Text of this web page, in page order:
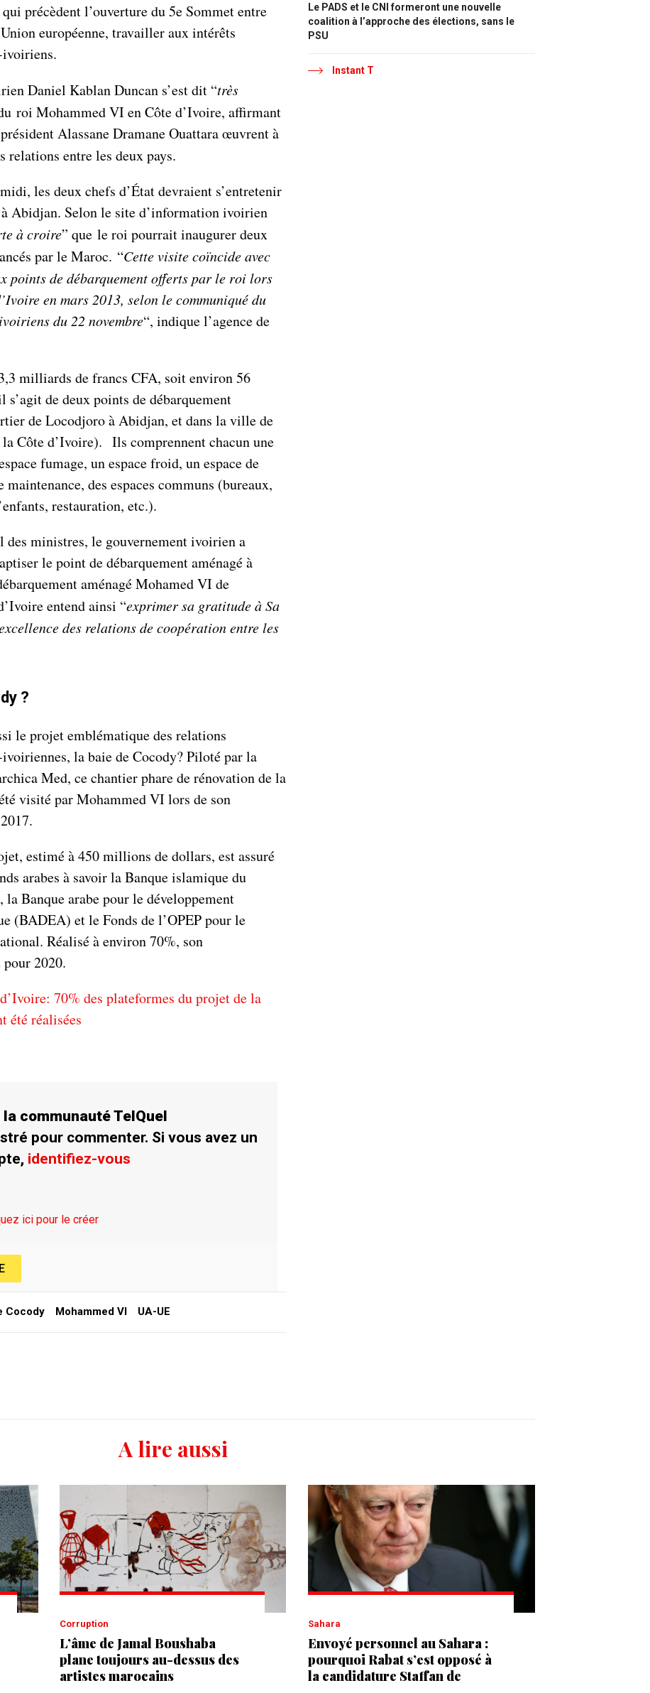
précèdent l’ouverture du 5e Sommet entre
européenne, travailler aux intérêts
ivoiriens.
Daniel Kablan Duncan s’est dit “très
roi Mohammed VI en Côte d’Ivoire, affirmant
Alassane Dramane Ouattara œuvrent à
relations entre les deux pays.
les deux chefs d’État devraient s’entretenir
Abidjan. Selon le site d’information ivoirien
à croire” que le roi pourrait inaugurer deux
par le Maroc. “Cette visite coïncide avec
points de débarquement offerts par le roi lors
en mars 2013, selon le communiqué du
du 22 novembre“, indique l’agence de
milliards de francs CFA, soit environ 56
de deux points de débarquement
de Locodjoro à Abidjan, et dans la ville de
Côte d’Ivoire). Ils comprennent chacun une
fumage, un espace froid, un espace de
maintenance, des espaces communs (bureaux,
restauration, etc.).
des ministres, le gouvernement ivoirien a
le point de débarquement aménagé à
aménagé Mohamed VI de
entend ainsi “exprimer sa gratitude à Sa
des relations de coopération entre les
?
le projet emblématique des relations
la baie de Cocody? Piloté par la
Med, ce chantier phare de rénovation de la
visité par Mohammed VI lors de son
estimé à 450 millions de dollars, est assuré
arabes à savoir la Banque islamique du
Banque arabe pour le développement
(BADEA) et le Fonds de l’OPEP pour le
Réalisé à environ 70%, son
2020.
70% des plateformes du projet de la
été réalisées
communauté TelQuel
pour commenter. Si vous avez un
identifiez-vous
ici pour le créer
Cocody Mohammed VI UA-UE
Le PADS et le CNI formeront une nouvelle
coalition à l’approche des élections, sans le
PSU
Instant T
A lire aussi
Corruption
L’âme de Jamal Boushaba
plane toujours au-dessus des
artistes marocains
Sahara
Envoyé personnel au Sahara :
pourquoi Rabat s’est opposé à
la candidature Staffan de